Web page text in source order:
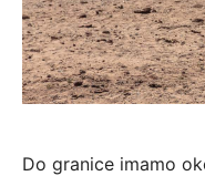
Do granice imamo